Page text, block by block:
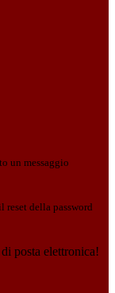
un messaggio
reset della password
posta elettronica!